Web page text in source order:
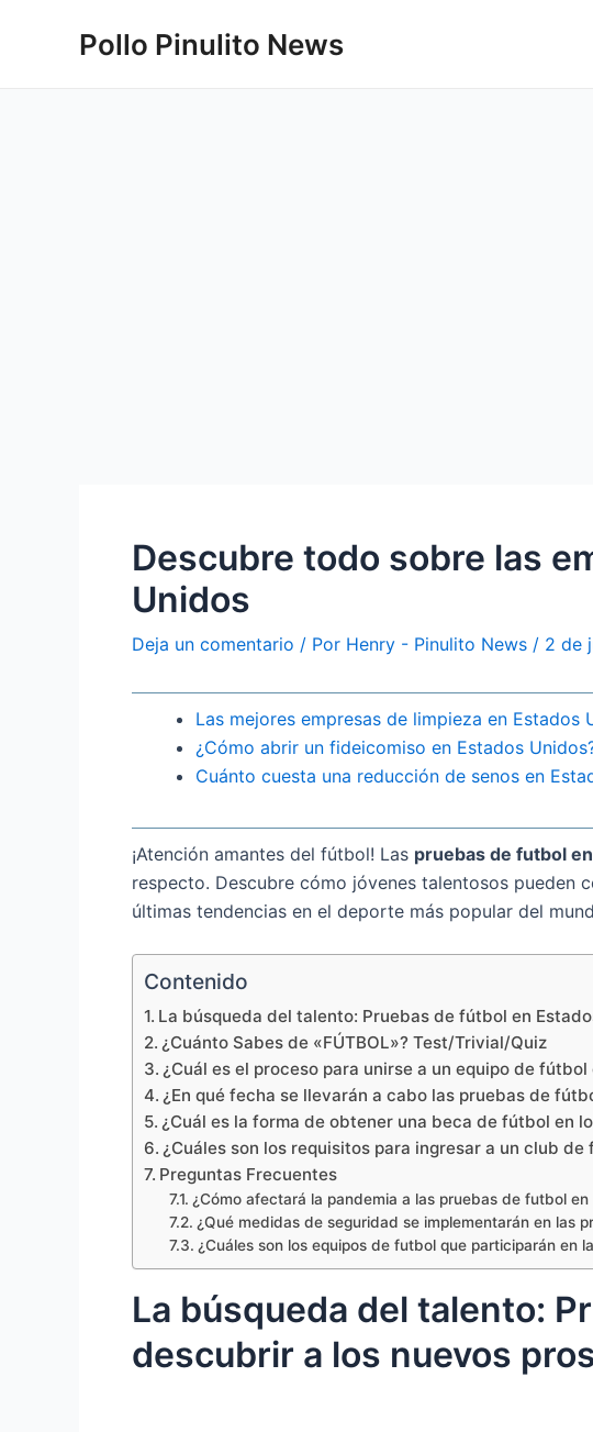
Pollo Pinulito News
Descubre todo sobre las
Unidos
Deja un comentario / Por Henry - Pinulito News / 2 de
Las mejores empresas de limpieza en
¿Cómo abrir un fideicomiso en Estados
Cuánto cuesta una reducción de senos en
¡Atención amantes del fútbol! Las pruebas de futbol
respecto. Descubre cómo jóvenes talentosos pueden
últimas tendencias en el deporte más popular del
Contenido
La búsqueda del talento: Pruebas de fútbol en
¿Cuánto Sabes de «FÚTBOL»? Test/Trivial/Quiz
¿Cuál es el proceso para unirse a un equipo de
¿En qué fecha se llevarán a cabo las pruebas de
¿Cuál es la forma de obtener una beca de fútbol en
¿Cuáles son los requisitos para ingresar a un club de
Preguntas Frecuentes
¿Cómo afectará la pandemia a las pruebas de futbol en
¿Qué medidas de seguridad se implementarán en las
¿Cuáles son los equipos de futbol que participarán en
La búsqueda del talento:
descubrir a los nuevos